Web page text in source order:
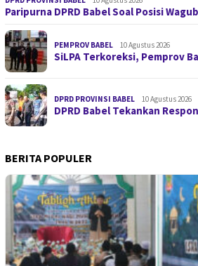
Paripurna DPRD Babel Soal Posisi
PEMPROV BABEL 10 Agustus 2026
SiLPA Terkoreksi, Pemprov
DPRD PROVINSI BABEL 10 Agustus 2026
DPRD Babel Tekankan
BERITA POPULER